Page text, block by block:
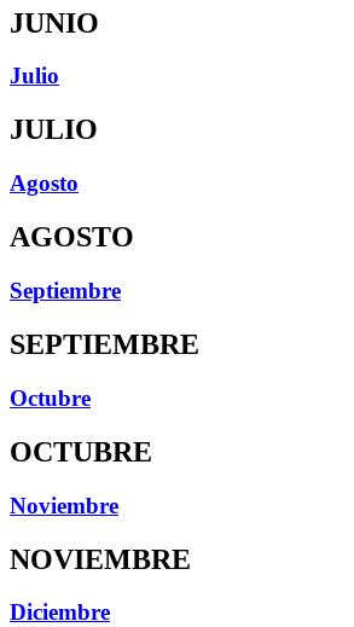
JUNIO
Julio
JULIO
Agosto
AGOSTO
Septiembre
SEPTIEMBRE
Octubre
OCTUBRE
Noviembre
NOVIEMBRE
Diciembre